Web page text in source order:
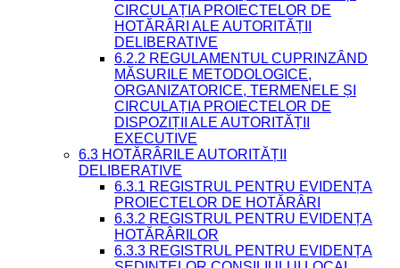
CIRCULAȚIA PROIECTELOR DE
HOTĂRÂRI ALE AUTORITĂȚII
DELIBERATIVE
6.2.2 REGULAMENTUL CUPRINZÂND
MĂSURILE METODOLOGICE,
ORGANIZATORICE, TERMENELE ȘI
CIRCULAȚIA PROIECTELOR DE
DISPOZIȚII ALE AUTORITĂȚII
EXECUTIVE
6.3 HOTĂRÂRILE AUTORITĂȚII
DELIBERATIVE
6.3.1 REGISTRUL PENTRU EVIDENȚA
PROIECTELOR DE HOTĂRÂRI
6.3.2 REGISTRUL PENTRU EVIDENȚA
HOTĂRÂRILOR
6.3.3 REGISTRUL PENTRU EVIDENȚA